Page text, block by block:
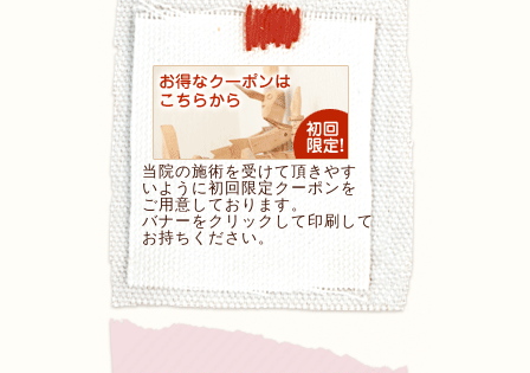
当院の施術を受けて頂きやす
いように初回限定クーポンを
ご用意しております。
バナーをクリックして印刷して
お持ちください。